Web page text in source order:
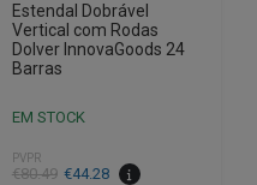
Estendal Dobrável
Vertical com Rodas
Dolver InnovaGoods 24
Barras
EM STOCK
PVPR
€80.49
O
€44.28
O